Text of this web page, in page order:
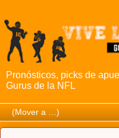
Pronósticos, picks de
Gurus de la NFL